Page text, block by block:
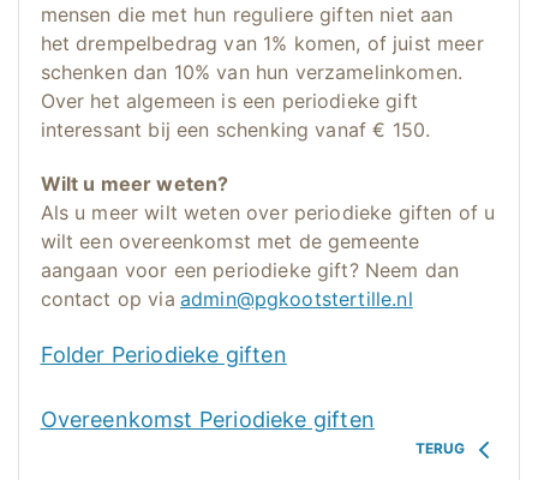
mensen die met hun reguliere giften niet aan
het drempelbedrag van 1% komen, of juist meer
schenken dan 10% van hun verzamelinkomen.
Over het algemeen is een periodieke gift
interessant bij een schenking vanaf € 150.
Wilt u meer weten?
Als u meer wilt weten over periodieke giften of u
wilt een overeenkomst met de gemeente
aangaan voor een periodieke gift? Neem dan
contact op via admin@pgkootstertille.nl
Folder Periodieke giften
Overeenkomst Periodieke giften
TERUG